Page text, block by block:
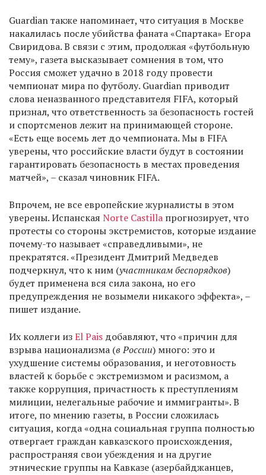
Guardian также напоминает, что ситуация в Москве
накалилась после убийства фаната «Спартака» Егора
Свиридова. В связи с этим, продолжая «футбольную
тему», газета высказывает сомнения в том, что
Россия сможет удачно в 2018 году провести
чемпионат мира по футболу. Guardian приводит
слова неназванного представителя FIFA, который
признал, что ответственность за безопасность гостей
и спортсменов лежит на принимающей стороне.
«Есть еще восемь лет до чемпионата. Мы в FIFA
уверены, что российские власти будут в состоянии
гарантировать безопасность в местах проведения
матчей», – сказал чиновник FIFA.
Впрочем, не все европейские журналисты в этом
уверены. Испанская Norte Castilla прогнозирует, что
протесты со стороны экстремистов, которые издание
почему-то называет «справедливыми», не
прекратятся. «Президент Дмитрий Медведев
подчеркнул, что к ним (участникам беспорядков)
будет применена вся сила закона, но его
предупреждения не возымели никакого эффекта», –
пишет издание.
Их коллеги изEl Pais добавляют, что «причин для
взрыва национализма (в России) много: это и
ухудшение системы образования, и неготовность
властей к борьбе с экстремизмом и расизмом, а
также коррупция, причастность к преступлениям
милиции, нелегальные рабочие и иммигранты». В
итоге, по мнению газеты, в России сложилась
ситуация, когда «одна социальная группа полностью
отвергает граждан кавказского происхождения,
распространяя свои убеждения и на другие
этнические группы на Кавказе (азербайджанцев,